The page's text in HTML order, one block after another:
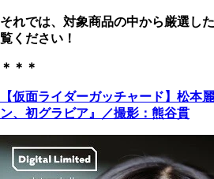
それでは、対象商品の中から厳選し
覧ください！
＊＊＊
【仮面ライダーガッチャード】松本
ン、初グラビア』／撮影：熊谷貫